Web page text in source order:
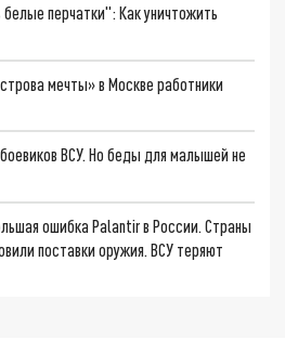
перчатки": Как уничтожить
мечты» в Москве работники
ВСУ. Но беды для малышей не
ошибка Palantir в России. Страны
поставки оружия. ВСУ теряют